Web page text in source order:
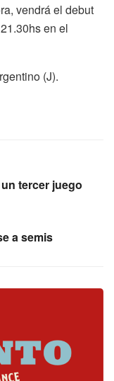
vendrá el debut
en el
(J).
tercer juego
a semis